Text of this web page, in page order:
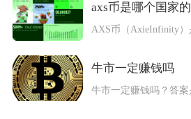
axs币是哪个国家的
牛市一定赚钱吗